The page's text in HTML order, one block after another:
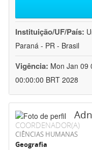
Instituição/UF/País:
Paraná - PR - Brasil
Vigência: Mon Jan 09
00:00:00 BRT 2028
COORDENADOR(A)
CIÊNCIAS HUMANAS
Geografia